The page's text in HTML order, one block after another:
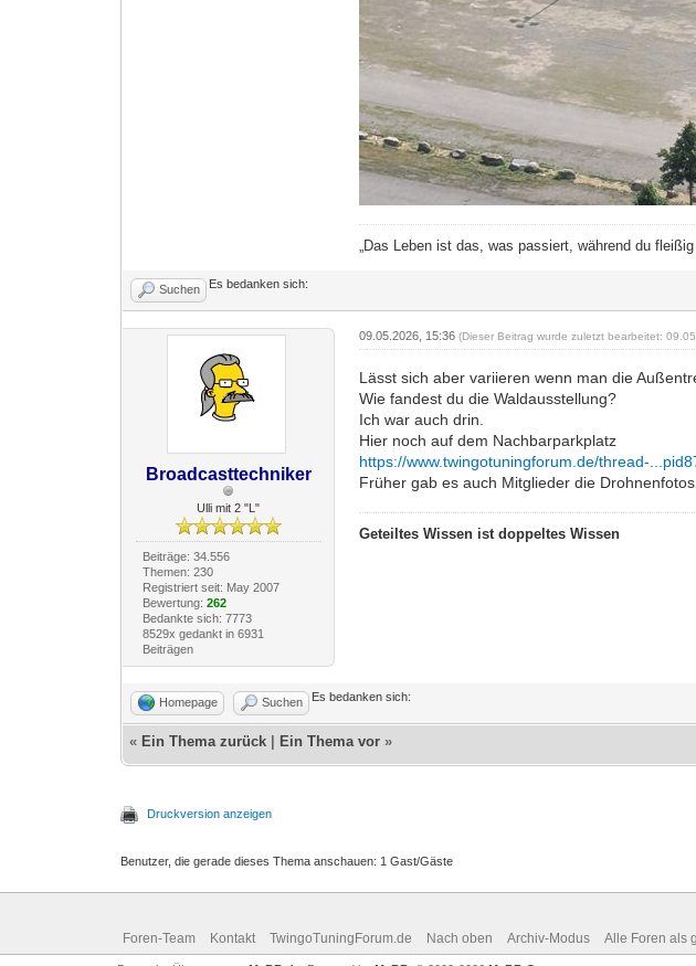
„Das Leben ist das, was passiert, während du
Suchen Es bedanken sich:
Broadcasttechniker
Ulli mit 2 "L"
Beiträge: 34.556
Themen: 230
Registriert seit: May 2007
Bewertung: 262
Bedankte sich: 7773
8529x gedankt in 6931
Beiträgen
09.05.2026, 15:36(Dieser Beitrag wurde zuletzt bearbeitet:
Lässt sich aber variieren wenn man die
Wie fandest du die Waldausstellung?
Ich war auch drin.
Hier noch auf dem Nachbarparkplatz
https://www.twingotuningforum.de/thread-
Früher gab es auch Mitglieder die
Geteiltes Wissen ist doppeltes Wissen
Homepage Suchen Es bedanken sich:
« Ein Thema zurück Ein Thema vor »
Druckversion anzeigen
Benutzer, die gerade dieses Thema anschauen: 1 Gast/Gäste
Foren-Team Kontakt TwingoTuningForum.de Nach oben Archiv-Modus Alle Foren als